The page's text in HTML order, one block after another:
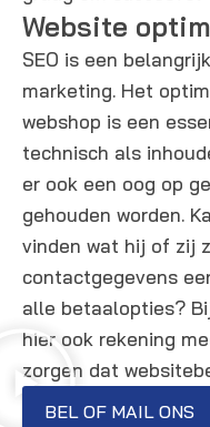
Website
SEO is een
marketing. Het
webshop is een
technisch als
er ook een oog op
gehouden worden.
vinden wat hij of zij
contactgegevens
alle betaalopties?
hier ook rekening
zorgen dat
BEL OF MAIL ONS